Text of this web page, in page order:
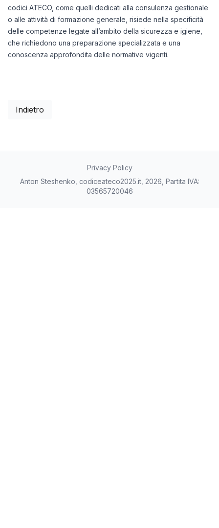
codici ATECO, come quelli dedicati alla consulenza gestionale
o alle attività di formazione generale, risiede nella specificità
delle competenze legate all’ambito della sicurezza e igiene,
che richiedono una preparazione specializzata e una
conoscenza approfondita delle normative vigenti.
Indietro
Privacy Policy
Anton Steshenko, codiceateco2025.it, 2026, Partita IVA:
03565720046